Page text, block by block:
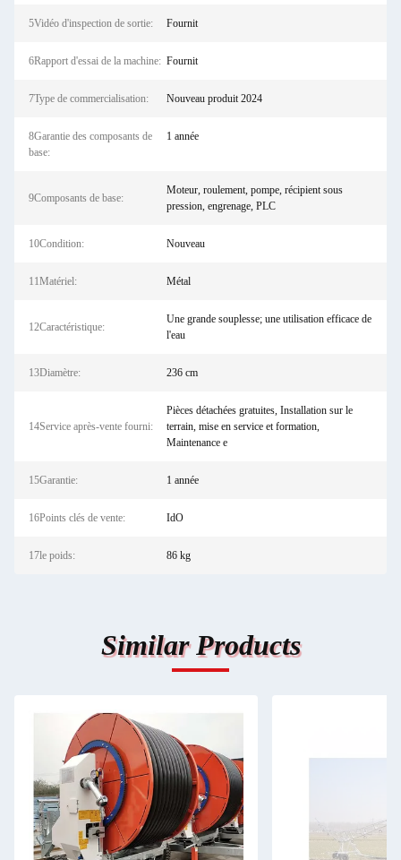
5Vidéo d'inspection de sortie: Fournit
6Rapport d'essai de la machine: Fournit
7Type de commercialisation: Nouveau produit 2024
8Garantie des composants de
base:
1 année
9Composants de base:
Moteur, roulement, pompe, récipient sous
pression, engrenage, PLC
10Condition: Nouveau
11Matériel: Métal
12Caractéristique:
Une grande souplesse; une utilisation efficace de
l'eau
13Diamètre: 236 cm
14Service après-vente fourni:
Pièces détachées gratuites, Installation sur le
terrain, mise en service et formation,
Maintenance e
15Garantie: 1 année
16Points clés de vente: IdO
17le poids: 86 kg
Similar Products